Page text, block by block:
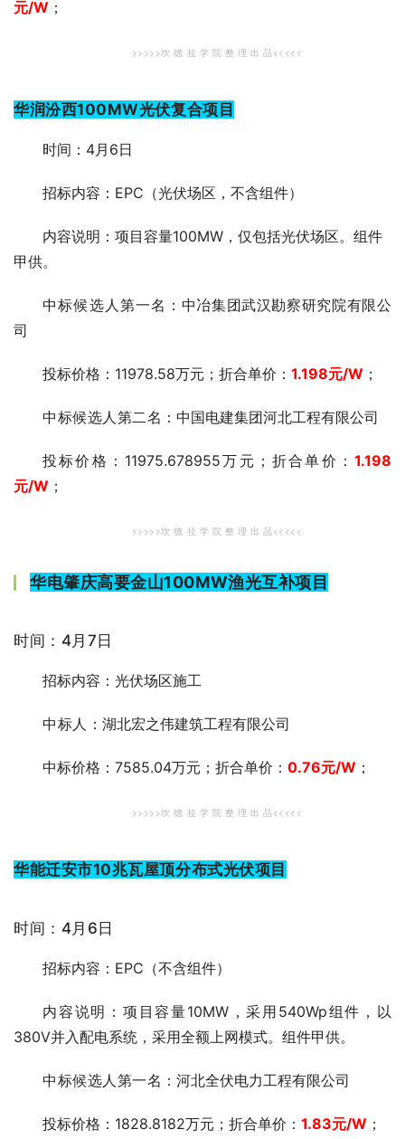
元/W ；
>>>>>坎 德 拉 学 院 整 理 出 品<<<<<
华润汾西100MW光伏复合项目
时间：4月6日
招标内容：EPC（光伏场区，不含组件）
内容说明：项目容量100MW，仅包括光伏场区。组件
甲供。
中标候选人第一名：中冶集团武汉勘察研究院有限公
司
投标价格：11978.58万元；折合单价： 1.198元/W ；
中标候选人第二名：中国电建集团河北工程有限公司
投标价格：11975.678955万元；折合单价： 1.198
元/W ；
>>>>>坎 德 拉 学 院 整 理 出 品<<<<<
华电肇庆高要金山100MW渔光互补项目
时间：4月7日
招标内容：光伏场区施工
中标人 ：湖北宏之伟建筑工程有限公司
中标价格：7585.04万元；折合单价： 0.76元/W ；
>>>>>坎 德 拉 学 院 整 理 出 品<<<<<
华能迁安市10兆瓦屋顶分布式光伏项目
时间：4月6日
招标内容：EPC（不含组件）
内容说明：项目容量10MW，采用540Wp组件，以
380V并入配电系统，采用全额上网模式。组件甲供。
中标候选人第一名：河北全伏电力工程有限公司
投标价格：1828.8182万元；折合单价： 1.83元/W ；